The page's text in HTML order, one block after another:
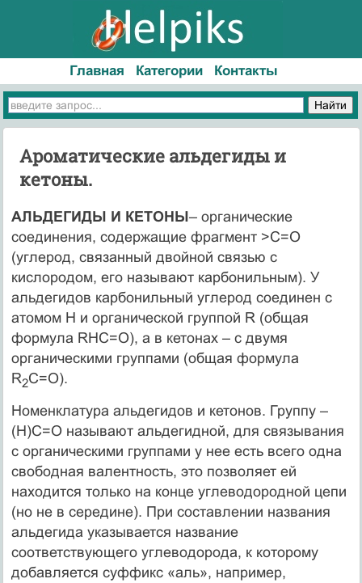
Главная Категории Контакты
Ароматические альдегиды и
кетоны.
АЛЬДЕГИДЫ И КЕТОНЫ– органические
соединения, содержащие фрагмент >C=O
(углерод, связанный двойной связью с
кислородом, его называют карбонильным). У
альдегидов карбонильный углерод соединен с
атомом Н и органической группой R (общая
формула RHC=O), а в кетонах – с двумя
органическими группами (общая формула
R2С=О).
Номенклатура альдегидов и кетонов. Группу –
(Н)С=О называют альдегидной, для связывания
с органическими группами у нее есть всего одна
свободная валентность, это позволяет ей
находится только на конце углеводородной цепи
(но не в середине). При составлении названия
альдегида указывается название
соответствующего углеводорода, к которому
добавляется суффикс «аль», например,